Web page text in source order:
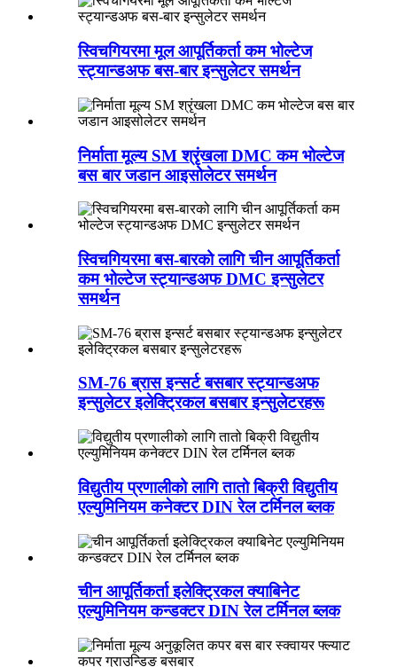
स्विचगियरमा मूल आपूर्तिकर्ता कम भोल्टेज
स्ट्यान्डअफ बस-बार इन्सुलेटर समर्थन
निर्माता मूल्य SM श्रृंखला DMC कम भोल्टेज
बस बार जडान आइसोलेटर समर्थन
स्विचगियरमा बस-बारको लागि चीन आपूर्तिकर्ता
कम भोल्टेज स्ट्यान्डअफ DMC इन्सुलेटर
समर्थन
SM-76 ब्रास इन्सर्ट बसबार स्ट्यान्डअफ
इन्सुलेटर इलेक्ट्रिकल बसबार इन्सुलेटरहरू
विद्युतीय प्रणालीको लागि तातो बिक्री विद्युतीय
एल्युमिनियम कनेक्टर DIN रेल टर्मिनल ब्लक
चीन आपूर्तिकर्ता इलेक्ट्रिकल क्याबिनेट
एल्युमिनियम कन्डक्टर DIN रेल टर्मिनल ब्लक